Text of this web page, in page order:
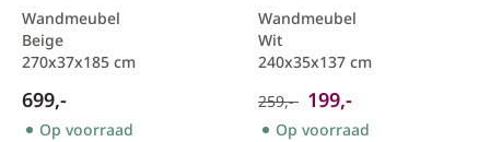
Wandmeubel
Beige
270x37x185 cm
699,-
Op voorraad
Wandmeubel
Wit
240x35x137 cm
259,- 199,-
Op voorraad